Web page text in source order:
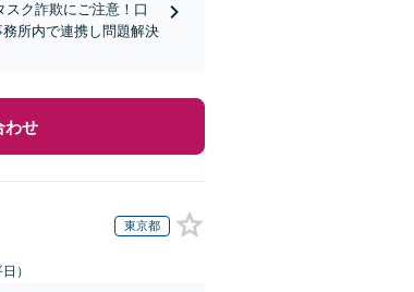
スク詐欺にご注意！口
所内で連携し問題解決
わせ
東京都
）